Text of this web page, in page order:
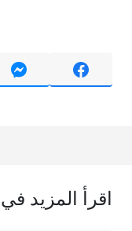
اقرأ المزيد في